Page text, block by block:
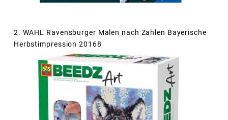
2. WAHL Ravensburger Malen nach Zahlen Bayerische
Herbstimpression 20168